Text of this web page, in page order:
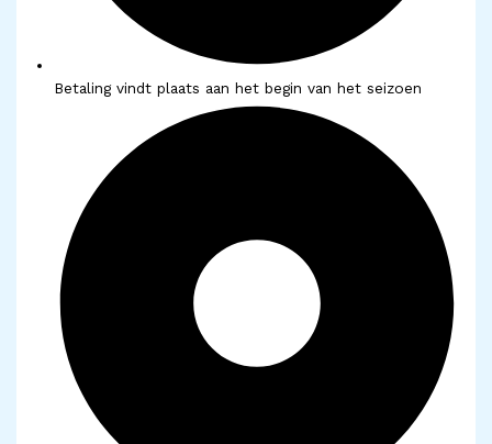
Betaling vindt plaats aan het begin van het seizoen